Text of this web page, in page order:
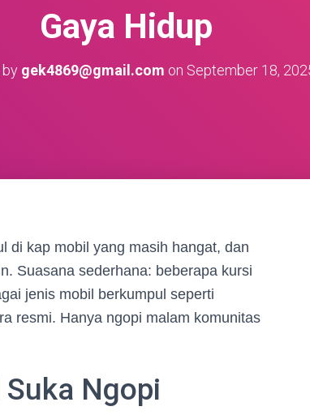
Gaya Hidup
by gek4869@gmail.com on September 18,
di kap mobil yang masih hangat, dan
Suasana sederhana: beberapa kursi
jenis mobil berkumpul seperti
resmi. Hanya ngopi malam komunitas
Ngopi